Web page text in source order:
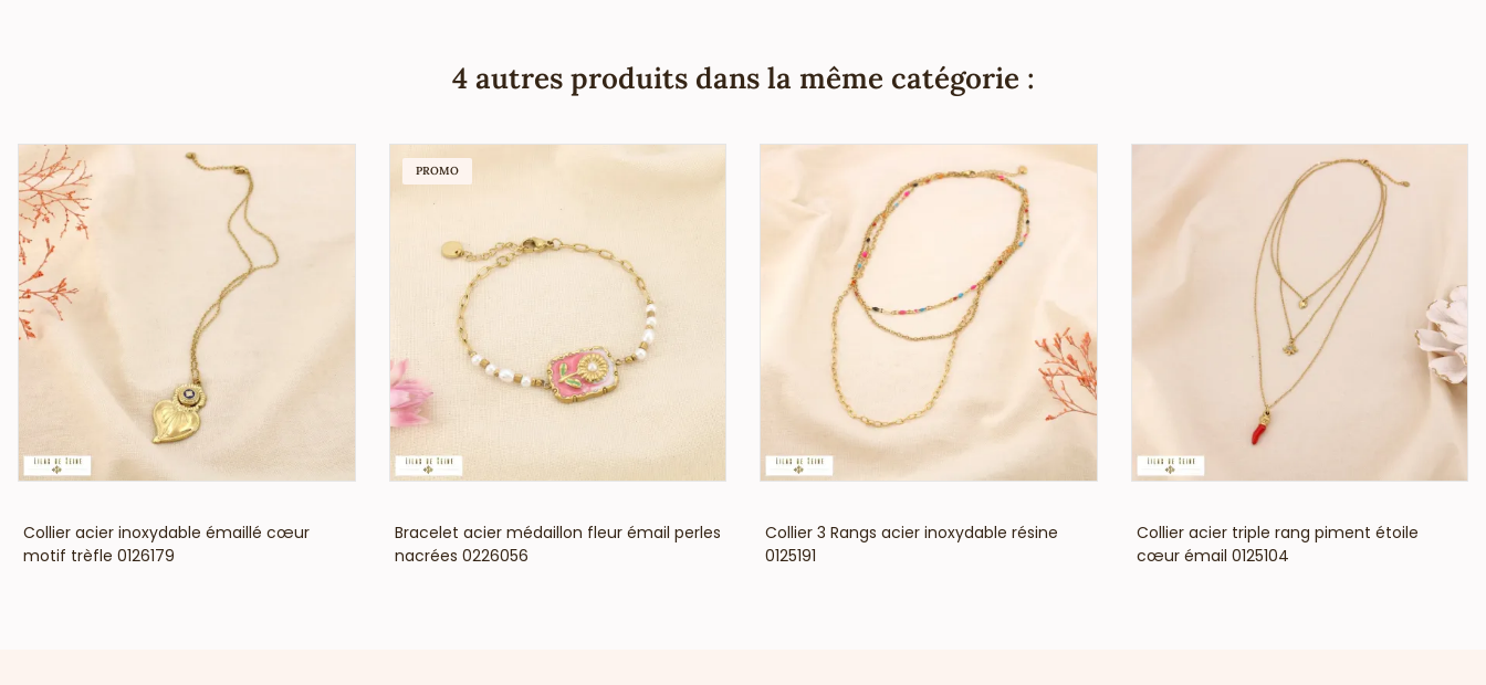
4 autres produits dans la même catégorie :
Collier acier inoxydable émaillé cœur
motif trèfle 0126179
Bracelet acier médaillon fleur émail perles
nacrées 0226056
PROMO
Collier 3 Rangs acier inoxydable résine
0125191
Collier acier triple rang piment étoile
cœur émail 0125104